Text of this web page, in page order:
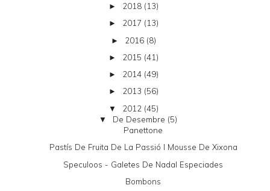
► 2018 (13)
► 2017 (13)
► 2016 (8)
► 2015 (41)
► 2014 (49)
► 2013 (56)
▼ 2012 (45)
▼ De Desembre (5)
Panettone
Pastís De Fruita De La Passió I Mousse De Xixona
Speculoos - Galetes De Nadal Especiades
Bombons